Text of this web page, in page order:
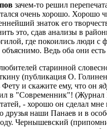
зачем-то решил
очень хорошо. Хорошо
знаток его
это, сдав анализы в
где покоились люди
объяснимо. Ведь оба они
старинной
(публикация О.
Фету и скажите ему, что он
в "Современник"!
- хорошо он сделал
друзья наши Панаев и в
Чернышевский